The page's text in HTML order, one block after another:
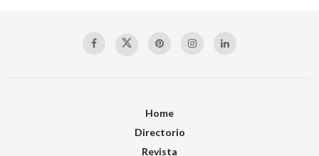
Home
Directorio
Revista